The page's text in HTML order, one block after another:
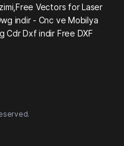
Vectors for Laser
indir - Cnc ve Mobilya
Cdr Dxf indir Free DXF